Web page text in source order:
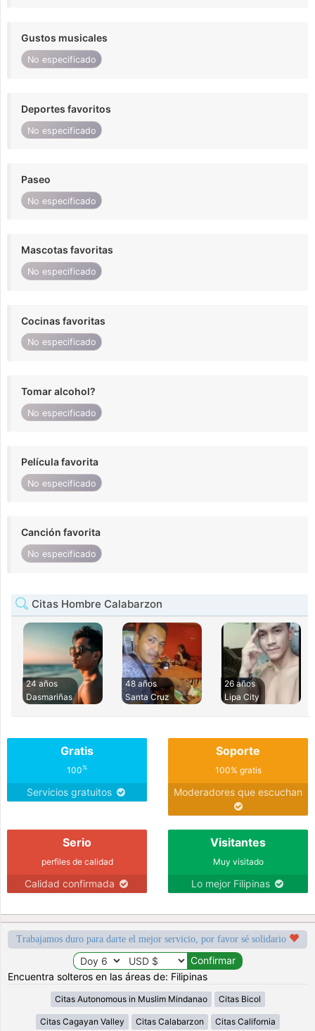
Gustos musicales
No especificado
Deportes favoritos
No especificado
Paseo
No especificado
Mascotas favoritas
No especificado
Cocinas favoritas
No especificado
Tomar alcohol?
No especificado
Película favorita
No especificado
Canción favorita
No especificado
Citas Hombre Calabarzon
24 años
Dasmariñas
48 años
Santa Cruz
26 años
Lipa City
Gratis
100%
Servicios gratuitos
Soporte
100% gratis
Moderadores que escuchan
Serio
perfiles de calidad
Calidad confirmada
Visitantes
Muy visitado
Lo mejor Filipinas
Trabajamos duro para darte el mejor servicio, por favor sé solidario
Encuentra solteros en las áreas de: Filipinas
Citas Autonomous in Muslim Mindanao Citas Bicol
Citas Cagayan Valley Citas Calabarzon Citas California